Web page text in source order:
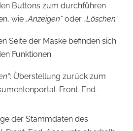
Buttons zum durchführen
wie „Anzeigen“ oder „Löschen“.
Seite der Maske befinden sich
Funktionen:
: Überstellung zurück zum
Front-End-
der Stammdaten des